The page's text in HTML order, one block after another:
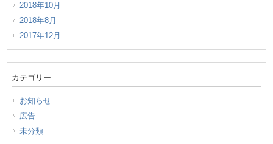
2018年10月
2018年8月
2017年12月
カテゴリー
お知らせ
広告
未分類